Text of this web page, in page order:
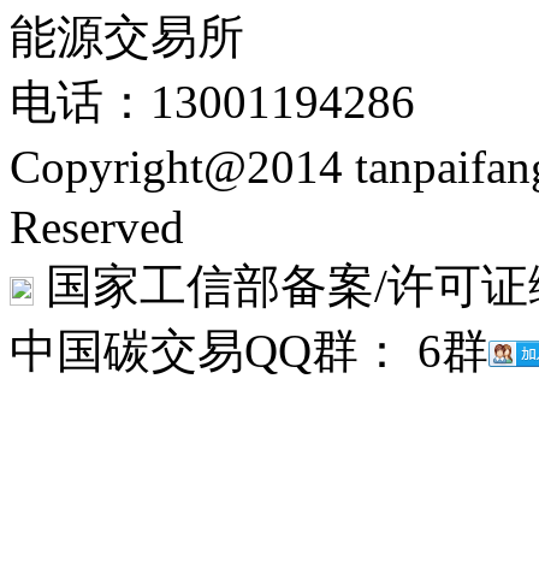
能源交易所
电话：13001194286
Copyright@2014
Reserved
国家工信部备案/许可
中国碳交易QQ群： 6群